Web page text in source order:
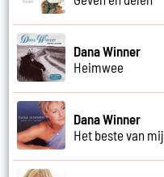
Dana Winner
Heimwee
Dana Winner
Het beste van mij